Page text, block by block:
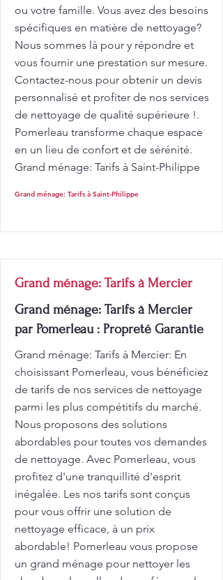
ou votre famille. Vous avez des besoins
spécifiques en matière de nettoyage?
Nous sommes là pour y répondre et
vous fournir une prestation sur mesure.
Contactez-nous pour obtenir un devis
personnalisé et profiter de nos services
de nettoyage de qualité supérieure !.
Pomerleau transforme chaque espace
en un lieu de confort et de sérénité.
Grand ménage: Tarifs à Saint-Philippe
Grand ménage: Tarifs à Saint-Philippe
Grand ménage: Tarifs à Mercier
Grand ménage: Tarifs à Mercier
par Pomerleau : Propreté Garantie
Grand ménage: Tarifs à Mercier: En
choisissant Pomerleau, vous bénéficiez
de tarifs de nos services de nettoyage
parmi les plus compétitifs du marché.
Nous proposons des solutions
abordables pour toutes vos demandes
de nettoyage. Avec Pomerleau, vous
profitez d'une tranquillité d'esprit
inégalée. Les nos tarifs sont conçus
pour vous offrir une solution de
nettoyage efficace, à un prix
abordable! Pomerleau vous propose
un grand ménage pour nettoyer les